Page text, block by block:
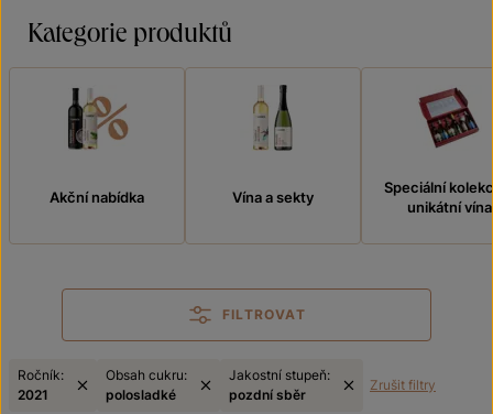
Kategorie produktů
Akční nabídka Vína a sekty
Speciální
unikátní vína
FILTROVAT
Ročník:
2021
Obsah cukru:
polosladké
Jakostní stupeň:
pozdní sběr
Zrušit filtry